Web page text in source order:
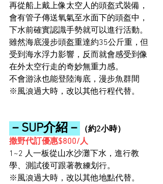
再從船上戴上像太空人的頭盔式裝備，
會有管子傳送氧氣至水面下的頭盔中，
下水前確實認識手勢就可以進行活動。
雖然海底漫步頭盔重達約35公斤重，但
受到海水浮力影響，反而就會感受到像
在外太空行走的奇妙無重力感。
不會游泳也能登陸海底，漫步魚群間
※風浪過大時，改以其他行程代替。
－SUP介紹－
（約2小時）
撒野代訂優惠$800/人
1~2 人一板從山水沙灘下水，進行教
學、測試後可跟著教練划行。
※風浪過大時，改以其他地點代替。